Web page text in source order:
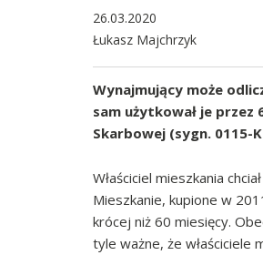
26.03.2020
Łukasz Majchrzyk
Wynajmujący może
sam użytkował je przez
Skarbowej (sygn. 0115-
Właściciel mieszkania
Mieszkanie, kupione w
krócej niż 60 miesięcy.
tyle ważne, że właściciele